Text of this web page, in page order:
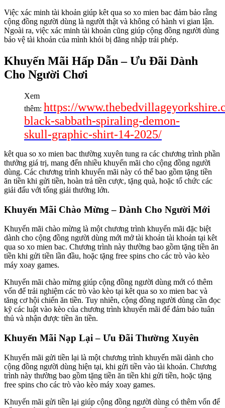
Việc xác minh tài khoản giúp kêt qua so xo mien bac đảm bảo rằng
cộng đồng người dùng là người thật và không có hành vi gian lận.
Ngoài ra, việc xác minh tài khoản cũng giúp cộng đồng người dùng
bảo vệ tài khoản của mình khỏi bị đăng nhập trái phép.
Khuyến Mãi Hấp Dẫn – Ưu Đãi Dành
Cho Người Chơi
Xem
thêm: https://
black-sabbath-spiraling-demon-
skull-graphic-shirt-14-2025/
kêt qua so xo mien bac thường xuyên tung ra các chương trình phần
thưởng giá trị, mang đến nhiều khuyến mãi cho cộng đồng người
dùng. Các chương trình khuyến mãi này có thể bao gồm tặng tiền
ăn tiền khi gửi tiền, hoàn trả tiền cược, tặng quà, hoặc tổ chức các
giải đấu với tổng giải thưởng lớn.
Khuyến Mãi Chào Mừng – Dành Cho Người Mới
Khuyến mãi chào mừng là một chương trình khuyến mãi đặc biệt
dành cho cộng đồng người dùng mới mở tài khoản tài khoản tại kêt
qua so xo mien bac. Chương trình này thường bao gồm tặng tiền ăn
tiền khi gửi tiền lần đầu, hoặc tặng free spins cho các trò vào kèo
máy xoay games.
Khuyến mãi chào mừng giúp cộng đồng người dùng mới có thêm
vốn để trải nghiệm các trò vào kèo tại kêt qua so xo mien bac và
tăng cơ hội chiến ăn tiền. Tuy nhiên, cộng đồng người dùng cần đọc
kỹ các luật vào kèo của chương trình khuyến mãi để đảm bảo tuân
thủ và nhận được tiền ăn tiền.
Khuyến Mãi Nạp Lại – Ưu Đãi Thường Xuyên
Khuyến mãi gửi tiền lại là một chương trình khuyến mãi dành cho
cộng đồng người dùng hiện tại, khi gửi tiền vào tài khoản. Chương
trình này thường bao gồm tặng tiền ăn tiền khi gửi tiền, hoặc tặng
free spins cho các trò vào kèo máy xoay games.
Khuyến mãi gửi tiền lại giúp cộng đồng người dùng có thêm vốn để